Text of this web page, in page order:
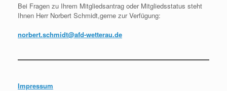
Bei Fragen zu Ihrem Mitgliedsantrag oder Mitgliedsstatus steht
Ihnen Herr Norbert Schmidt,gerne zur Verfügung:
norbert.schmidt@afd-wetterau.de
Impressum